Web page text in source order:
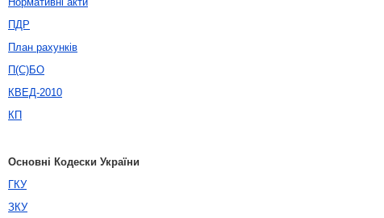
ПДР
План рахунків
П(С)БО
КВЕД-2010
КП
Основні Кодески України
ГКУ
ЗКУ